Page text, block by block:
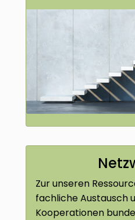
Zur unseren
fachliche Austausch
Kooperationen